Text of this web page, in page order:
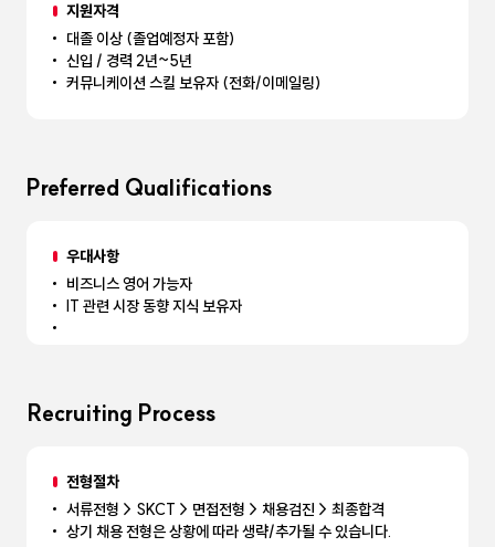
지원자격
대졸 이상 (졸업예정자 포함)
신입 / 경력 2년~5년
커뮤니케이션 스킬 보유자 (전화/이메일링)
Preferred Qualifications
우대사항
비즈니스 영어 가능자
IT 관련 시장 동향 지식 보유자
Recruiting Process
전형절차
서류전형 > SKCT > 면접전형 > 채용검진 > 최종합격
상기 채용 전형은 상황에 따라 생략/추가될 수 있습니다.